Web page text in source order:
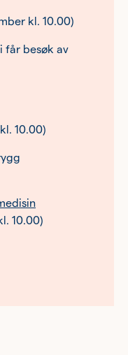
kl. 10.00)
får besøk av
10.00)
10.00)